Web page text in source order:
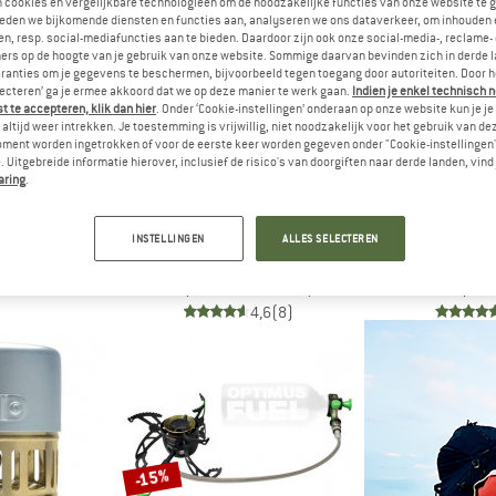
-15%
PRIMUS
OmniLite Ti
Multifuelbrander
4,6(8)
-15%
-15%
we bijkomende diensten en functies aan, analyseren we ons dataverkeer, om inhouden
resp. social-mediafuncties aan te bieden. Daardoor zijn ook onze social-media-, reclame-
op de hoogte van je gebruik van onze website. Sommige daarvan bevinden zich in derde
om je gegevens te beschermen, bijvoorbeeld tegen toegang door autoriteiten. Door
ga je ermee akkoord dat we op deze manier te werk gaan. Indien je enkel technisch
te accepteren, klik dan hier. Onder ‘Cookie-instellingen’ onderaan op onze website kun je
altijd weer intrekken. Je toestemming is vrijwillig, niet noodzakelijk voor het gebruik van
worden ingetrokken of voor de eerste keer worden gegeven onder "Cookie-
Uitgebreide informatie hierover, inclusief de risico's van doorgiften naar derde landen, vind
.
INSTELLINGEN ALLES SELECTEREN